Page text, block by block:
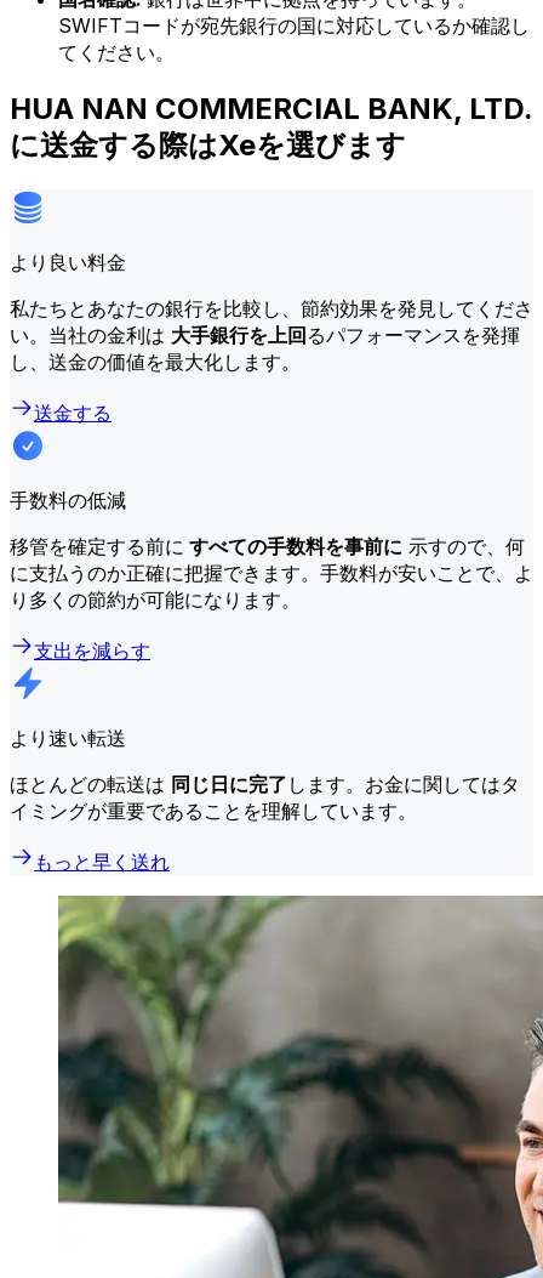
SWIFTコードが宛先銀行の国に対応しているか確認し
てください。
HUA NAN COMMERCIAL BANK, LTD.
に送金する際はXeを選びます
より良い料金
私たちとあなたの銀行を比較し、節約効果を発見してくださ
い。当社の金利は 大手銀行を上回るパフォーマンスを発揮
し、送金の価値を最大化します。
送金する
手数料の低減
移管を確定する前に すべての手数料を事前に 示すので、何
に支払うのか正確に把握できます。手数料が安いことで、よ
り多くの節約が可能になります。
支出を減らす
より速い転送
ほとんどの転送は 同じ日に完了 します。お金に関してはタ
イミングが重要であることを理解しています。
もっと早く送れ